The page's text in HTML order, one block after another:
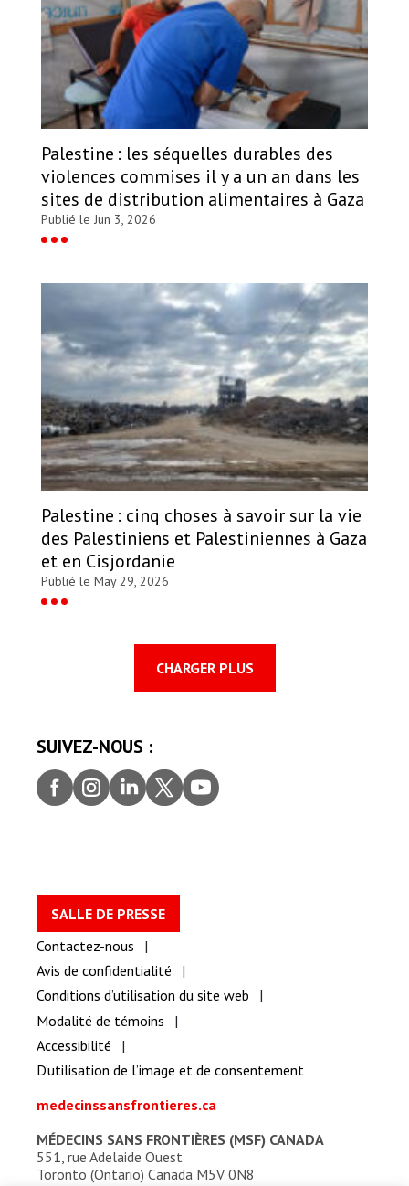
Palestine : les séquelles durables des
violences commises il y a un an dans les
sites de distribution alimentaires à Gaza
Publié le Jun 3, 2026
Palestine : cinq choses à savoir sur la vie
des Palestiniens et Palestiniennes à Gaza
et en Cisjordanie
Publié le May 29, 2026
CHARGER PLUS
SUIVEZ-NOUS :
Faceb
ook
Insta
gram
Linke
dIn
Twitt
er
youtu
be
SALLE DE PRESSE
Contactez-nous
Avis de confidentialité
Conditions d’utilisation du site web
Modalité de témoins
Accessibilité
D’utilisation de l’image et de consentement
medecinssansfrontieres.ca
MÉDECINS SANS FRONTIÈRES (MSF) CANADA
551, rue Adelaide Ouest
Toronto (Ontario) Canada M5V 0N8